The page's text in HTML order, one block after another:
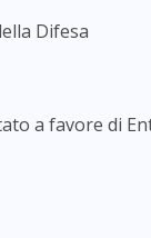
Difesa
a favore di